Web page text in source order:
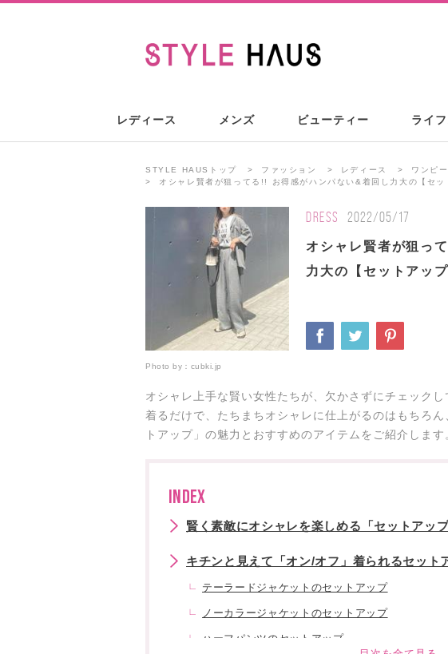
レディース メンズ ビューティー ライ
STYLE HAUSトップ ファッション レディース
ワンピ
オシャレ賢者が狙ってる!! お得感がハンパない&着回し力大の【セ
DRESS 2022/05/17
オシャレ賢者が狙っ
力大の【セットアッ
Photo by： cubki.jp
オシャレ上手な賢い女性たちが、欠かさずにチェック
着るだけで、たちまちオシャレに仕上がるのはもちろ
トアップ」の魅力とおすすめのアイテムをご紹介します
INDEX
賢く素敵にオシャレを楽しめる「セットアップ
キチンと見えて「オン/オフ」着られるセット
テーラードジャケットのセットアップ
ノーカラージャケットのセットアップ
ハーフパンツのセットアップ